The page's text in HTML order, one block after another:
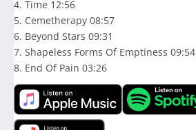
4. Time 12:56
5. Cemetherapy 08:57
6. Beyond Stars 09:31
7. Shapeless Forms Of Emptiness 09:54
8. End Of Pain 03:26